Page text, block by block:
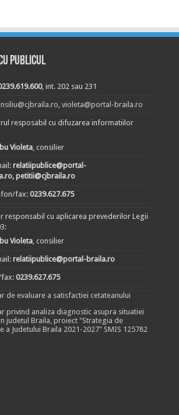
publicul
, int. 202 sau 231
, violeta@portal-braila.ro
resposabil cu difuzarea informatiilor
Violeta, consilier
relatiipublice@portal-
petitii@cjbraila.ro
fax: 0239.627.675
responsabil cu aplicarea prevederilor Legii
Violeta, consilier
relatiipublice@portal-braila.ro
fax: 0239.627.675
de evaluare a satisfactiei cetateanului
privind analiza diagnostic asupra situatiei
judetul Braila, proiect "Strategia de
a Judetului Braila 2021-2027" SMIS 125782